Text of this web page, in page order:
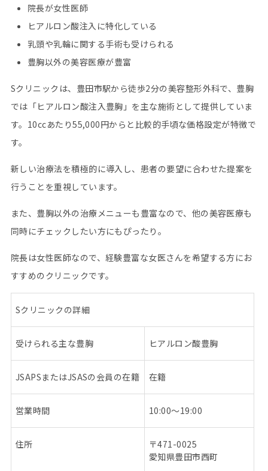
院長が女性医師
ヒアルロン酸注入に特化している
乳頭や乳輪に関する手術も受けられる
豊胸以外の美容医療が豊富
Sクリニックは、豊田市駅から徒歩2分の美容整形外科で、豊胸
では「ヒアルロン酸注入豊胸」を主な施術として提供していま
す。10ccあたり55,000円からと比較的手頃な価格設定が特徴で
す。
新しい治療法を積極的に導入し、患者の要望に合わせた提案を
行うことを重視しています。
また、豊胸以外の治療メニューも豊富なので、他の美容医療も
同時にチェックしたい方にもぴったり。
院長は女性医師なので、経験豊富な女医さんを希望する方にお
すすめのクリニックです。
Sクリニックの詳細
受けられる主な豊胸 ヒアルロン酸豊胸
JSAPSまたはJSASの会員の在籍 在籍
営業時間 10:00～19:00
住所 〒471-0025
愛知県豊田市西町